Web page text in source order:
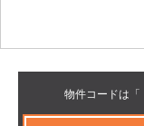
物件コードは「